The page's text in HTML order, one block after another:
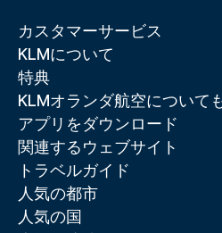
カスタマーサービス
KLMについて
特典
KLMオランダ航空について
アプリをダウンロード
関連するウェブサイト
トラベルガイド
人気の都市
人気の国